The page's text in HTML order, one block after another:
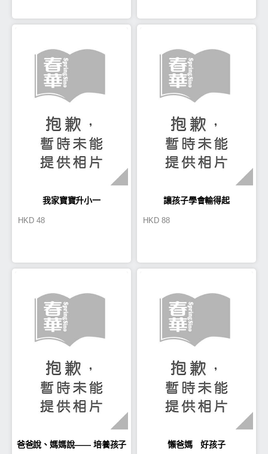
我家寶寶升小一
HKD 48
讓孩子學會輸得起
HKD 88
爸爸說、媽媽說—— 培養孩子 懶爸媽 好孩子